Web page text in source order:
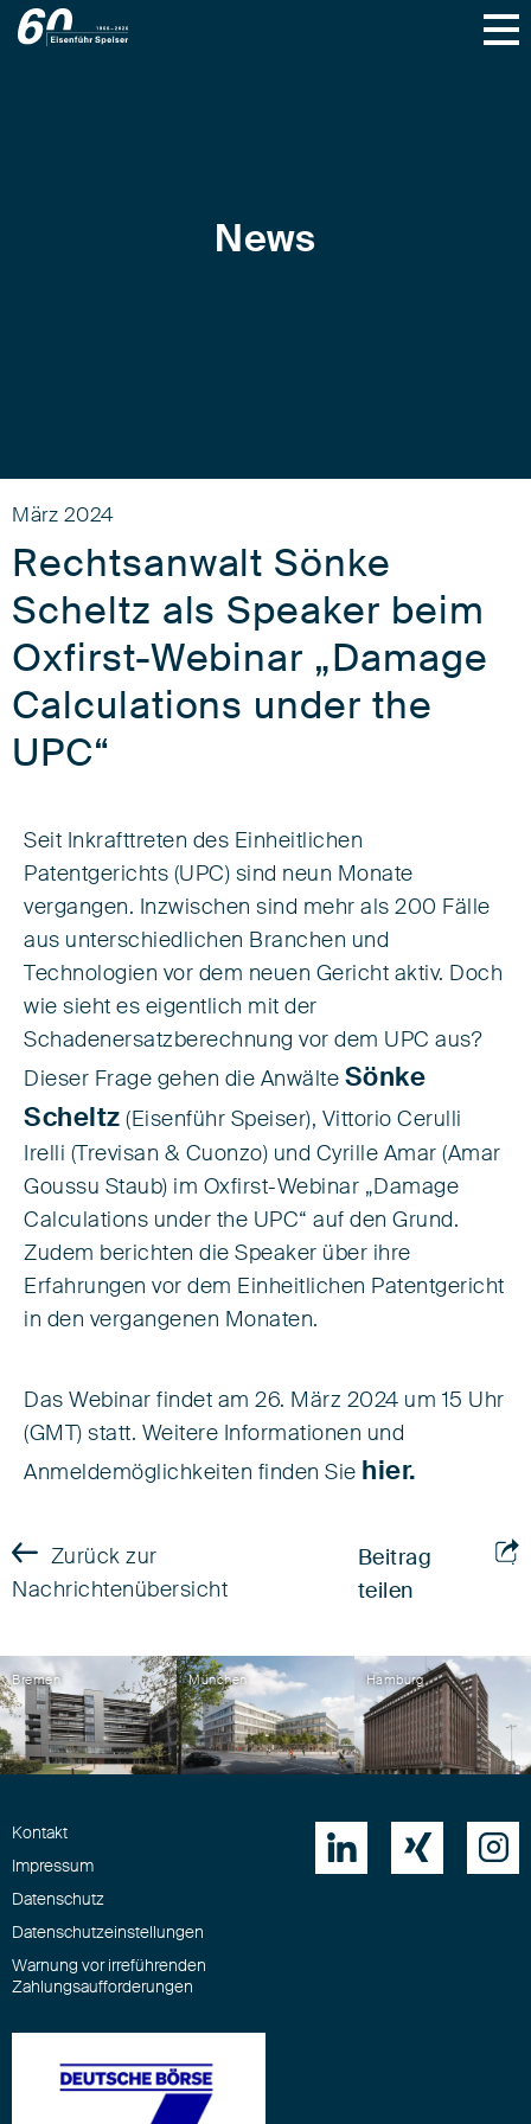
News
März 2024
Rechtsanwalt Sönke
Scheltz als Speaker beim
Oxfirst-Webinar „Damage
Calculations under the
UPC“
Seit Inkrafttreten des Einheitlichen
Patentgerichts (UPC) sind neun Monate
vergangen. Inzwischen sind mehr als 200 Fälle
aus unterschiedlichen Branchen und
Technologien vor dem neuen Gericht aktiv. Doch
wie sieht es eigentlich mit der
Schadenersatzberechnung vor dem UPC aus?
Dieser Frage gehen die Anwälte Sönke
Scheltz (Eisenführ Speiser), Vittorio Cerulli
Irelli (Trevisan & Cuonzo) und Cyrille Amar (Amar
Goussu Staub) im Oxfirst-Webinar „Damage
Calculations under the UPC“ auf den Grund.
Zudem berichten die Speaker über ihre
Erfahrungen vor dem Einheitlichen Patentgericht
in den vergangenen Monaten.
Das Webinar findet am 26. März 2024 um 15 Uhr
(GMT) statt. Weitere Informationen und
Anmeldemöglichkeiten finden Sie hier.
Zurück zur
Nachrichtenübersicht
Beitrag
teilen
Bremen München Hamburg
Kontakt
Impressum
Datenschutz
Datenschutzeinstellungen
Warnung vor irreführenden
Zahlungsaufforderungen
  